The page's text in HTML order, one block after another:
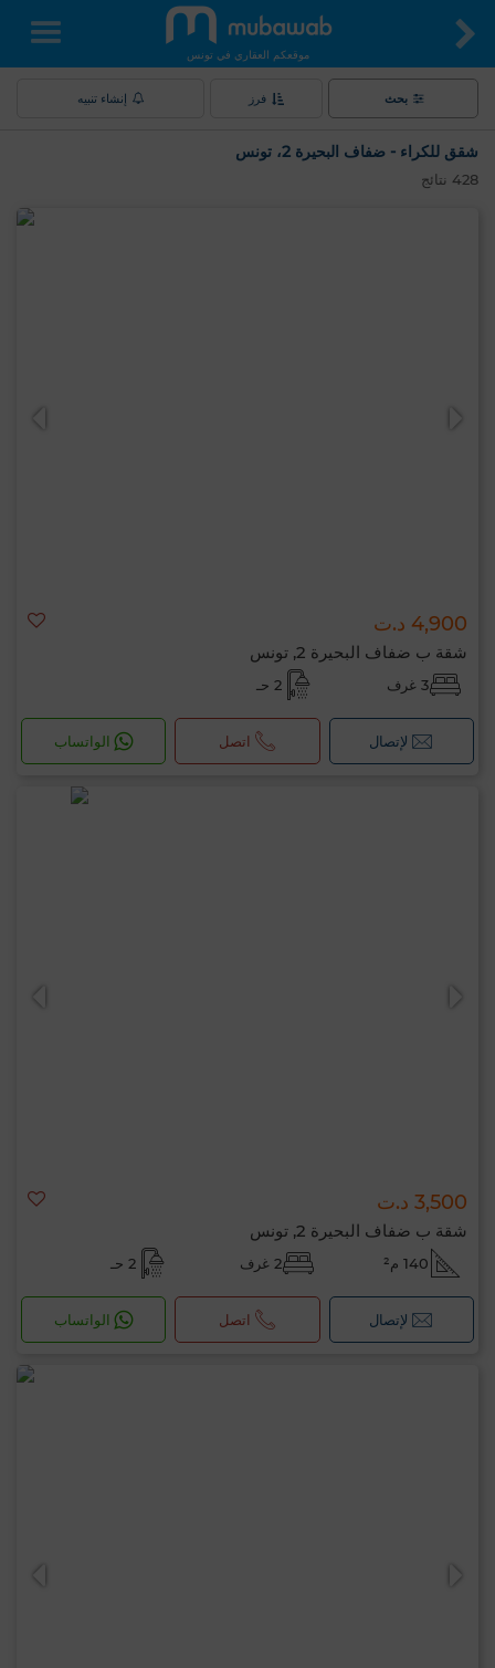
موقعكم العقاري في تونس
بحث فرز إنشاء تنبيه
شقق للكراء - ضفاف البحيرة 2، تونس
428 نتائج
4,900 د.ت
شقة ب ضفاف البحيرة 2, تونس
3 غرف 2 حـ
لإتصال اتصل الواتساب
3,500 د.ت
شقة ب ضفاف البحيرة 2, تونس
140 م² 2 غرف 2 حـ
لإتصال اتصل الواتساب